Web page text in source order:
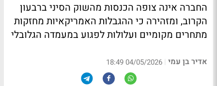
החברה אינה צופה הכנסות מהשוק הסיני ברבעון
הקרוב, ומזהירה כי ההגבלות האמריקאיות מחזקות
מתחרים מקומיים ועלולות לפגוע במעמדה הגלובלי
אדיר בן עמי |
04/05/2026 18:49